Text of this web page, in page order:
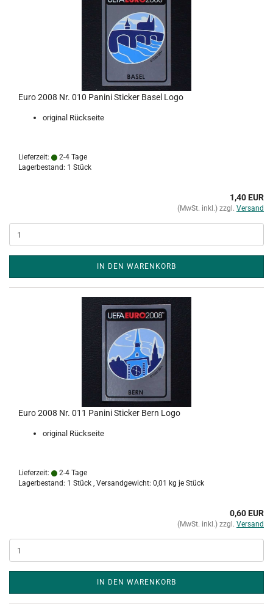
Euro 2008 Nr. 010 Panini Sticker Basel Logo
original Rückseite
Lieferzeit:
2-4 Tage
Lagerbestand: 1 Stück
1,40 EUR
(MwSt. inkl.) zzgl. Versand
IN DEN WARENKORB
Euro 2008 Nr. 011 Panini Sticker Bern Logo
original Rückseite
Lieferzeit:
2-4 Tage
Lagerbestand: 1 Stück , Versandgewicht: 0,01 kg je Stück
0,60 EUR
(MwSt. inkl.) zzgl. Versand
IN DEN WARENKORB